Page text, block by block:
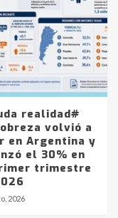
realidad#
volvió a
en Argentina y
el 30% en
trimestre
2026